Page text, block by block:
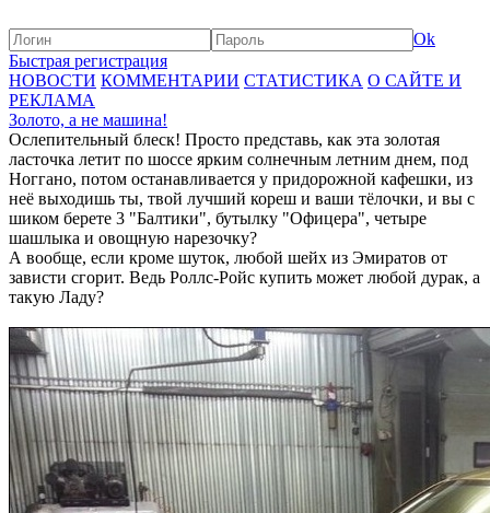
Ok
Быстрая регистрация
НОВОСТИ КОММЕНТАРИИ СТАТИСТИКА О САЙТЕ И
РЕКЛАМА
Золото, а не машина!
Ослепительный блеск! Просто представь, как эта золотая
ласточка летит по шоссе ярким солнечным летним днем, под
Ноггано, потом останавливается у придорожной кафешки, из
неё выходишь ты, твой лучший кореш и ваши тёлочки, и вы с
шиком берете 3 "Балтики", бутылку "Офицера", четыре
шашлыка и овощную нарезочку?
А вообще, если кроме шуток, любой шейх из Эмиратов от
зависти сгорит. Ведь Роллс-Ройс купить может любой дурак, а
такую Ладу?